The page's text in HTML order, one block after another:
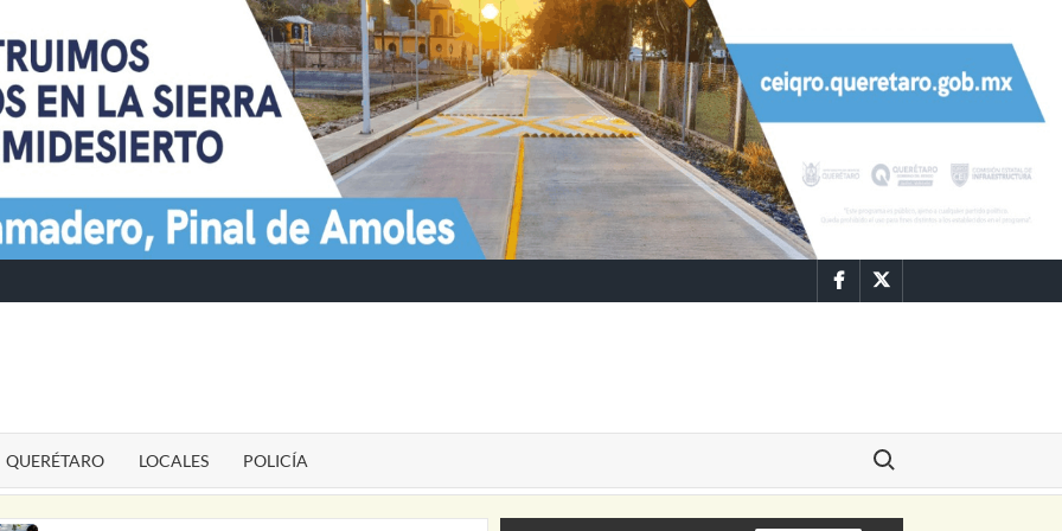
FacebookTwitter
QUERÉTARO LOCALES POLICÍA
Buscar: